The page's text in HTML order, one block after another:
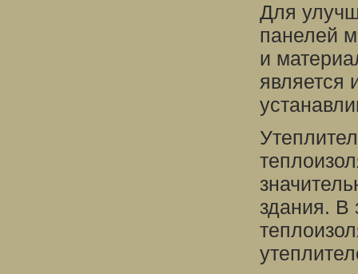
Для
панелей
и
является
здания. В